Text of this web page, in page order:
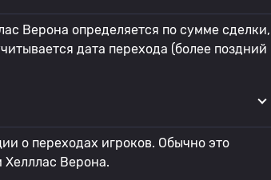
Верона определяется по сумме сделки,
дата перехода (более поздний
о переходах игроков. Обычно это
Хелллас Верона.